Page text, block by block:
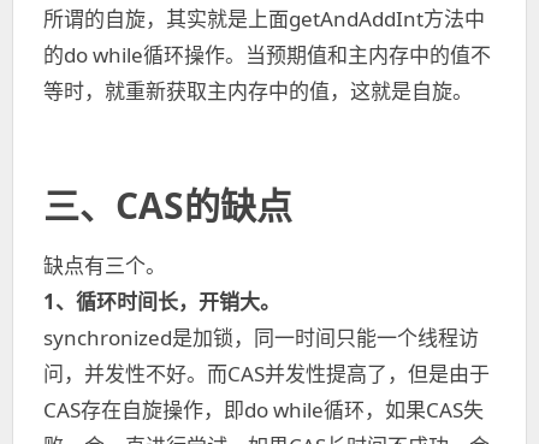
所谓的自旋，其实就是上面getAndAddInt方法中
的do while循环操作。当预期值和主内存中的值不
等时，就重新获取主内存中的值，这就是自旋。
三、CAS的缺点
缺点有三个。
1、循环时间长，开销大。
synchronized是加锁，同一时间只能一个线程访
问，并发性不好。而CAS并发性提高了，但是由于
CAS存在自旋操作，即do while循环，如果CAS失